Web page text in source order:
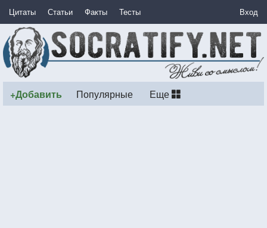
Цитаты Статьи Факты Тесты Вход
+Добавить Популярные Еще